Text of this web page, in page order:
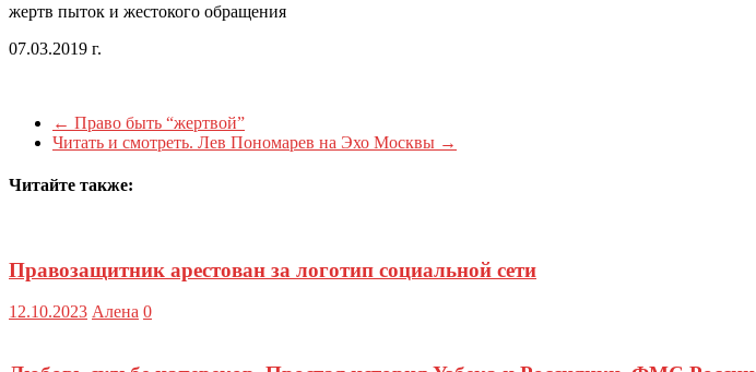
жертв пыток и жестокого обращения
07.03.2019 г.
← Право быть “жертвой”
Читать и смотреть. Лев Пономарев на Эхо Москвы →
Читайте также:
Правозащитник арестован за логотип социальной сети
12.10.2023 Алена 0